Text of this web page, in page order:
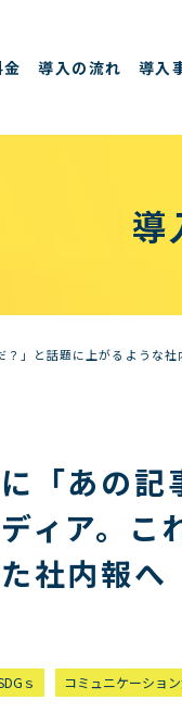
金 導入の流れ 導入
導
？」と話題に上がるような
「あの
ィア。
社内報へ
ｓ コミュニケーショ